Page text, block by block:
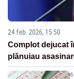
24 feb. 2026, 15:50
Complot dejucat
plănuiau